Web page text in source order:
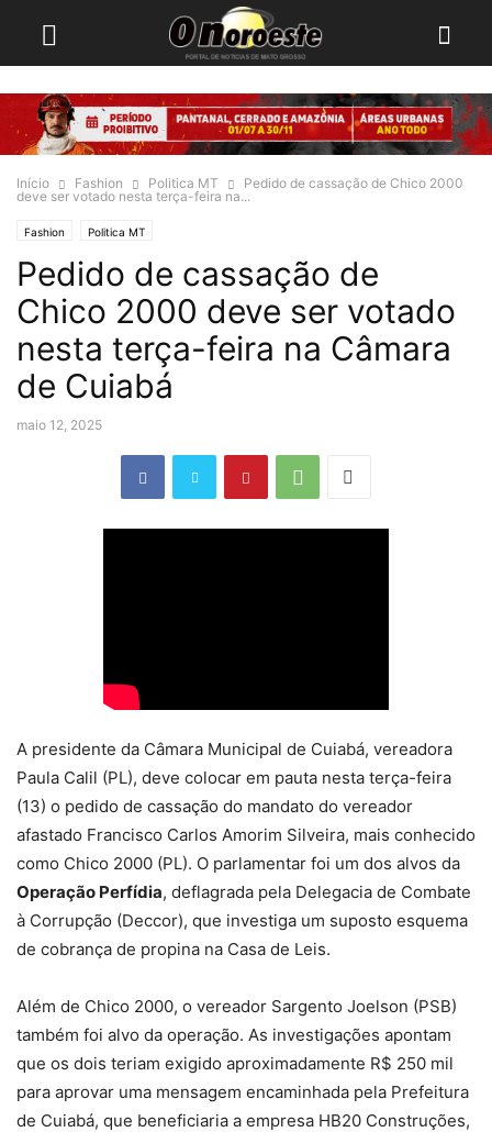
Início Fashion Politica MT
Pedido de cassação de Chico 2000
deve ser votado nesta terça-feira na...
Fashion Politica MT
Pedido de cassação de
Chico 2000 deve ser votado
nesta terça-feira na Câmara
de Cuiabá
maio 12, 2025
A presidente da Câmara Municipal de Cuiabá, vereadora
Paula Calil (PL), deve colocar em pauta nesta terça-feira
(13) o pedido de cassação do mandato do vereador
afastado Francisco Carlos Amorim Silveira, mais conhecido
como Chico 2000 (PL). O parlamentar foi um dos alvos da
Operação Perfídia, deflagrada pela Delegacia de Combate
à Corrupção (Deccor), que investiga um suposto esquema
de cobrança de propina na Casa de Leis.
Além de Chico 2000, o vereador Sargento Joelson (PSB)
também foi alvo da operação. As investigações apontam
que os dois teriam exigido aproximadamente R$ 250 mil
para aprovar uma mensagem encaminhada pela Prefeitura
de Cuiabá, que beneficiaria a empresa HB20 Construções,